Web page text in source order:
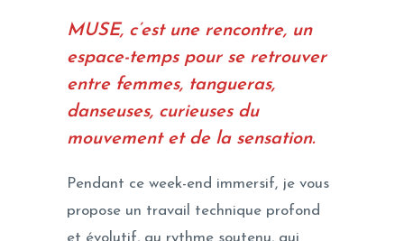
MUSE, c’est une rencontre, un
espace-temps pour se retrouver
entre femmes, tangueras,
danseuses, curieuses du
mouvement et de la sensation.
Pendant ce week-end immersif, je vous
propose un travail technique profond
et évolutif, au rythme soutenu, qui